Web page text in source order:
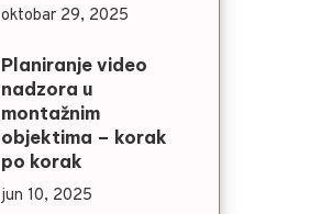
oktobar 29, 2025
Planiranje video
nadzora u
montažnim
objektima – korak
po korak
jun 10, 2025